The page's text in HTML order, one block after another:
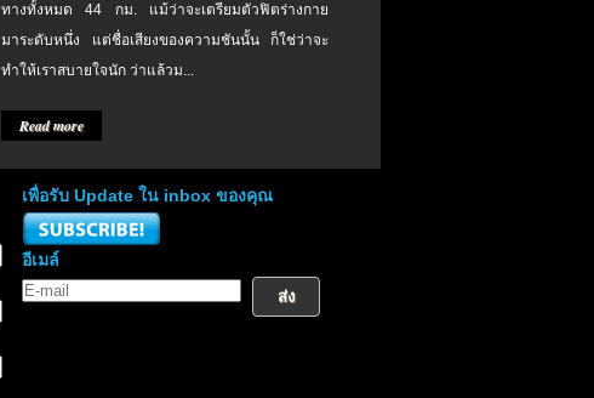
ทางทั้งหมด 44 กม. แม้ว่าจะเตรียมตัวฟิตร่างกาย
มาระดับหนึ่ง แต่ชื่อเสียงของความชันนั้น ก็ใช่ว่าจะ
ทำให้เราสบายใจนัก ว่าแล้วม...
Read more
เพื่อรับ Update ใน inbox ของคุณ
อีเมล์
ส่ง